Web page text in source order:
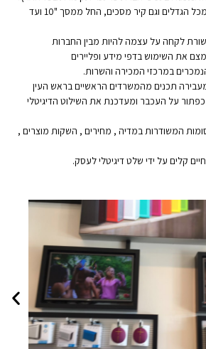
שילוט דיגיטלי על גבי מסכים מכל הגדלים וגם קיר מסכים, החל ממסך "10 ועד
את השימוש בדפי מידע ופליירים
במרכזי המכירה והשרות.
תכנים מהמשרדים הראשיים בראש העין
על העכבר ומעדכנת את השילוט הדיגיטלי
המשודרות במדיה , מחירים , השקות מוצרים ,
קלים על ידי שלט דיגיטלי לעסק.